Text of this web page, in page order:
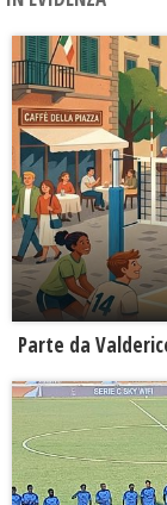
Parte da